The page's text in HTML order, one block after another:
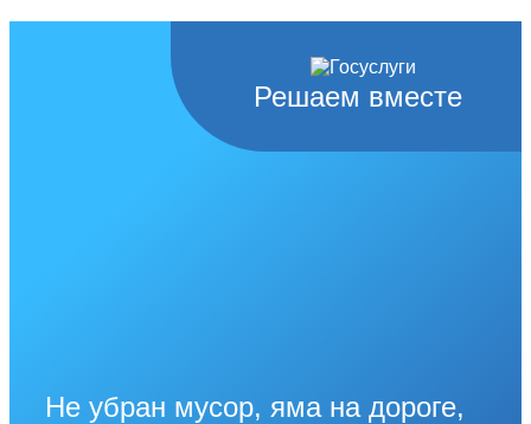
Решаем вместе
Не убран мусор, яма на дороге,